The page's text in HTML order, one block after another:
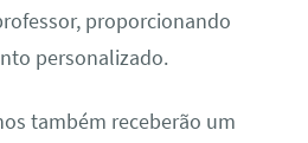
proporcionando
personalizado.
também receberão um